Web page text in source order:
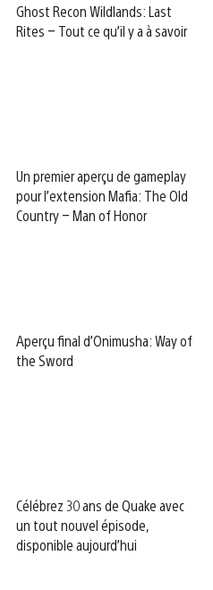
Ghost Recon Wildlands: Last
Rites – Tout ce qu’il y a à savoir
Un premier aperçu de gameplay
pour l’extension Mafia: The Old
Country – Man of Honor
Aperçu final d’Onimusha: Way of
the Sword
Célébrez 30 ans de Quake avec
un tout nouvel épisode,
disponible aujourd’hui